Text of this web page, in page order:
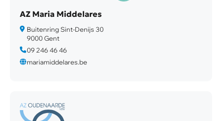
AZ Maria Middelares
Buitenring Sint-Denijs 30
9000 Gent
09 246 46 46
mariamiddelares.be